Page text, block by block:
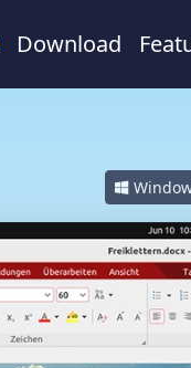
Download